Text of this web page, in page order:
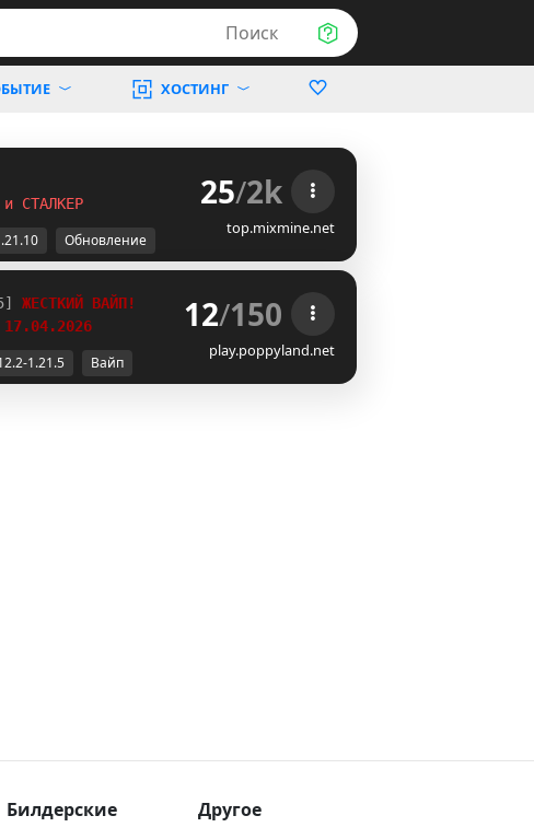
Поиск
ХОСТИНГ
и СТАЛКЕР 25/2k
top.mixmine.net
Обновление
ЖЕСТКИЙ ВАЙП!
17.04.2026 12/150
play.poppyland.net
1.21.5 Вайп
Билдерские Другое